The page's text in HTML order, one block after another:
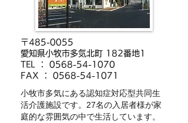
〒485-0055
愛知県小牧市多気北町 182番地1
​TEL ： 0568-54-1070
FAX ： 0568-54-1071
小牧市多気にある認知症対応型共同生
活介護施設です。27名の入居者様が家
庭的な雰囲気の中で生活しています。